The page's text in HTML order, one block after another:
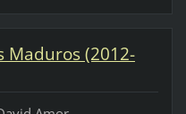
Maduros (2012-